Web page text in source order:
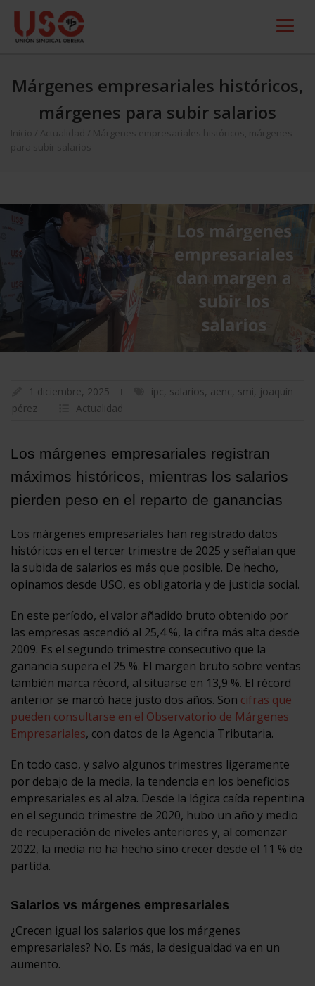
Márgenes empresariales históricos,
márgenes para subir salarios
Inicio Actualidad
Márgenes empresariales históricos, márgenes
para subir salarios
1 diciembre, 2025 ipc, salarios, aenc, smi, joaquín
pérez
Actualidad
Los márgenes empresariales registran
máximos históricos, mientras los salarios
pierden peso en el reparto de ganancias
Los márgenes empresariales han registrado datos
históricos en el tercer trimestre de 2025 y señalan que
la subida de salarios es más que posible. De hecho,
opinamos desde USO, es obligatoria y de justicia social.
En este período, el valor añadido bruto obtenido por
las empresas ascendió al 25,4 %, la cifra más alta desde
2009. Es el segundo trimestre consecutivo que la
ganancia supera el 25 %. El margen bruto sobre ventas
también marca récord, al situarse en 13,9 %. El récord
anterior se marcó hace justo dos años. Son cifras que
pueden consultarse en el Observatorio de Márgenes
Empresariales, con datos de la Agencia Tributaria.
En todo caso, y salvo algunos trimestres ligeramente
por debajo de la media, la tendencia en los beneficios
empresariales es al alza. Desde la lógica caída repentina
en el segundo trimestre de 2020, hubo un año y medio
de recuperación de niveles anteriores y, al comenzar
2022, la media no ha hecho sino crecer desde el 11 % de
partida.
Salarios vs márgenes empresariales
¿Crecen igual los salarios que los márgenes
empresariales? No. Es más, la desigualdad va en un
aumento.